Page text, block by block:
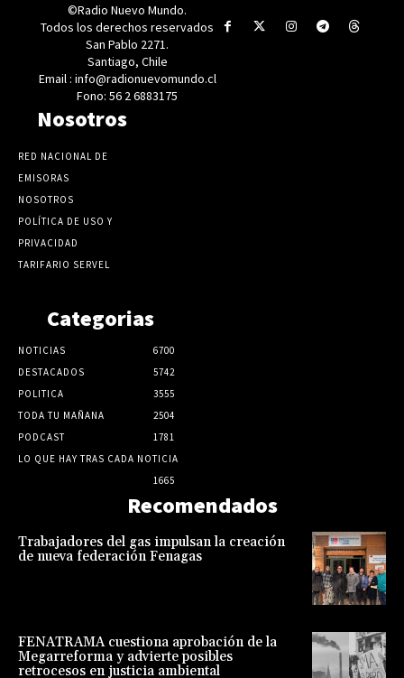
©Radio Nuevo Mundo.
Todos los derechos reservados
San Pablo 2271.
Santiago, Chile
Email : info@radionuevomundo.cl
Fono: 56 2 6883175
Nosotros
RED NACIONAL DE
EMISORAS
NOSOTROS
POLÍTICA DE USO Y
PRIVACIDAD
TARIFARIO SERVEL
Categorias
NOTICIAS
6700
DESTACADOS
5742
POLITICA
3555
TODA TU MAÑANA
2504
PODCAST
1781
LO QUE HAY TRAS CADA NOTICIA
1665
Recomendados
Trabajadores del gas impulsan la creación
de nueva federación Fenagas
FENATRAMA cuestiona aprobación de la
Megarreforma y advierte posibles
retrocesos en justicia ambiental